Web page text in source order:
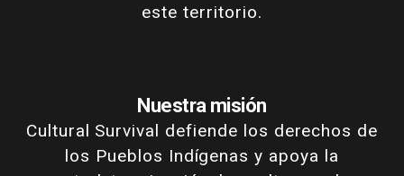
este territorio.
Nuestra misión
Cultural Survival defiende los derechos de
los Pueblos Indígenas y apoya la